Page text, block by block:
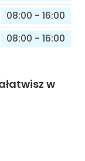
08:00 - 16:00
08:00 - 16:00
w